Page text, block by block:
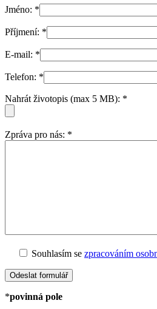
Jméno: *
Příjmení: *
E-mail: *
Telefon: *
Nahrát životopis (max 5 MB): *
Zpráva pro nás: *
Souhlasím se zpracováním
*povinná pole